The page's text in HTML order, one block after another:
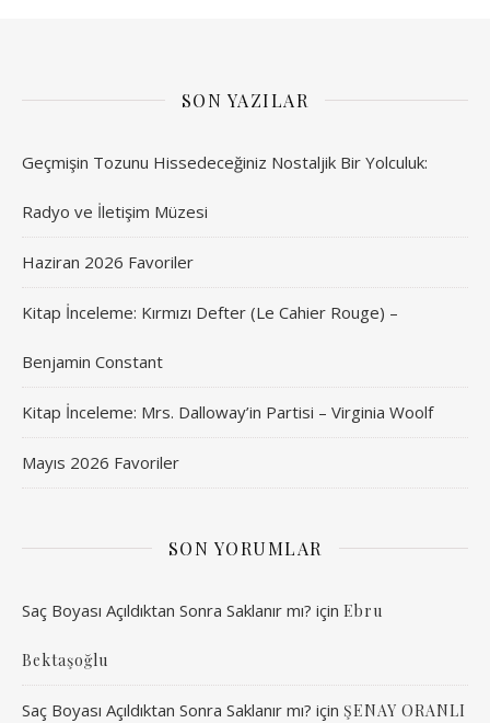
SON YAZILAR
Geçmişin Tozunu Hissedeceğiniz Nostaljik Bir Yolculuk:
Radyo ve İletişim Müzesi
Haziran 2026 Favoriler
Kitap İnceleme: Kırmızı Defter (Le Cahier Rouge) –
Benjamin Constant
Kitap İnceleme: Mrs. Dalloway’in Partisi – Virginia Woolf
Mayıs 2026 Favoriler
SON YORUMLAR
Saç Boyası Açıldıktan Sonra Saklanır mı? için Ebru
Bektaşoğlu
Saç Boyası Açıldıktan Sonra Saklanır mı? için ŞENAY ORANLI